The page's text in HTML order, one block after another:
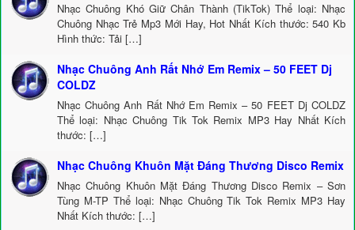
Nhạc Chuông Khó Giữ Chân Thành (TikTok) Thể loại: Nhạc
Chuông Nhạc Trẻ Mp3 Mới Hay, Hot Nhất Kích thước: 540 Kb
Hình thức: Tải […]
Nhạc Chuông Anh Rất Nhớ Em Remix – 50 FEET Dj
COLDZ
Nhạc Chuông Anh Rất Nhớ Em Remix – 50 FEET Dj COLDZ
Thể loại: Nhạc Chuông Tik Tok Remix MP3 Hay Nhất Kích
thước: […]
Nhạc Chuông Khuôn Mặt Đáng Thương Disco Remix
Nhạc Chuông Khuôn Mặt Đáng Thương Disco Remix – Sơn
Tùng M-TP Thể loại: Nhạc Chuông Tik Tok Remix MP3 Hay
Nhất Kích thước: […]